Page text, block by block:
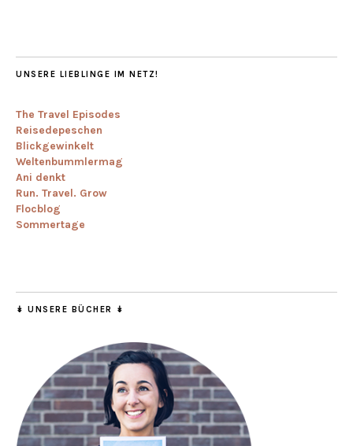
UNSERE LIEBLINGE IM NETZ!
The Travel Episodes
Reisedepeschen
Blickgewinkelt
Weltenbummlermag
Ani denkt
Run. Travel. Grow
Flocblog
Sommertage
↡ UNSERE BÜCHER ↡